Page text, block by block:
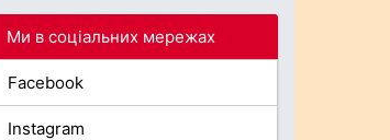
Ми в соціальних мережах
Facebook
Instagram